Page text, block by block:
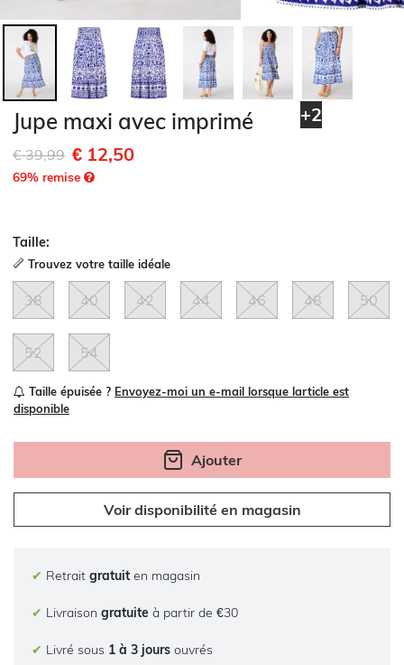
+2
Jupe maxi avec imprimé
Remise de
€ 39,99à€ 12,50
69% remise
Taille:
Trouvez votre taille idéale
38 40 42 44 46 48 50
52 54
Taille épuisée ? Envoyez-moi un e-mail lorsque larticle est
disponible
Ajouter
Voir disponibilité en magasin
✔ Retrait gratuit en magasin
✔ Livraison gratuite à partir de €30
✔ Livré sous 1 à 3 jours ouvrés